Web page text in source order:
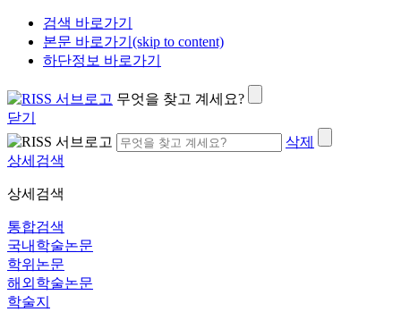
검색 바로가기
본문 바로가기(skip to content)
하단정보 바로가기
무엇을 찾고 계세요?
닫기
삭제
상세검색
상세검색
통합검색
국내학술논문
학위논문
해외학술논문
학술지